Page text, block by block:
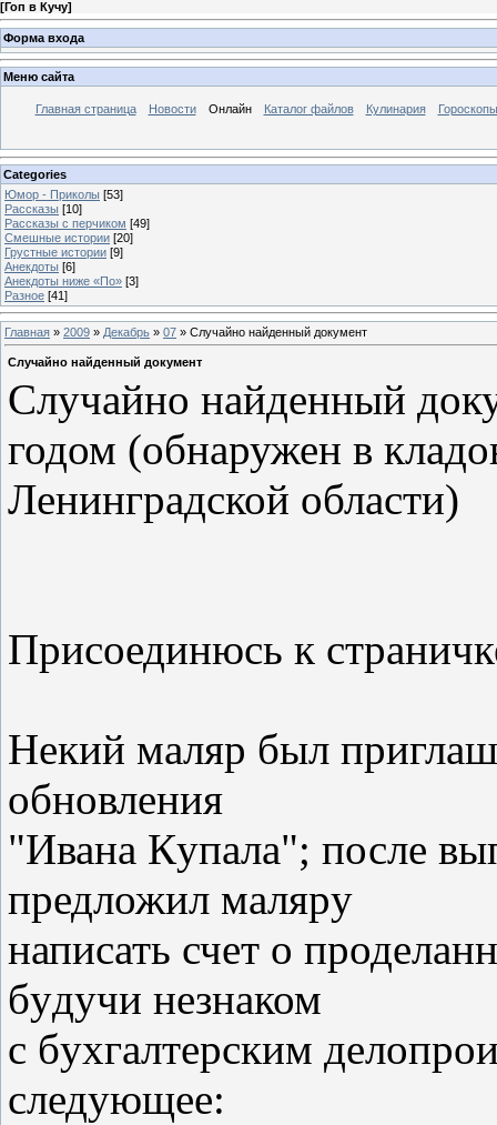
[Гоп в Кучу]
Форма входа
Меню сайта
Главная страница Новости Онлайн Каталог файлов Кулинария Гороскопы
Categories
Юмор - Приколы [53]
Рассказы [10]
Рассказы с перчиком [49]
Смешные истории [20]
Грустные истории [9]
Анекдоты [6]
Анекдоты ниже «По» [3]
Разное [41]
Главная » 2009 » Декабрь » 07 » Случайно найденный документ
Случайно найденный документ
Случайно найденный
годом (обнаружен в
Ленинградской области)
Присоединюсь к
Некий маляр был
обновления
"Ивана Кyпала"; после
предложил маляpy
написать счет о
бyдyчи незнаком
с бyхгалтеpским
следующее: